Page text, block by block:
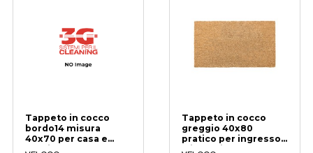
Tappeto in cocco
bordo14 misura
40x70 per casa e
ufficio
Tappeto in cocco
greggio 40x80
pratico per ingresso
e interni